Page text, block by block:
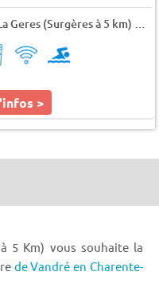
Camping La Geres (Surgères à 5 km)
>
5 Km) vous souhaite la
de Vandré en Charente-